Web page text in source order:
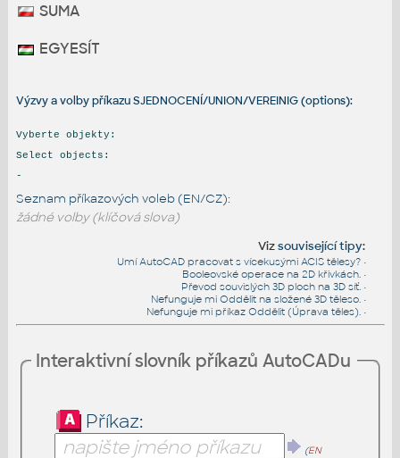
SUMA
EGYESÍT
Výzvy a volby příkazu SJEDNOCENÍ/UNION/VEREINIG (options):
Vyberte objekty:
Select objects:
-
Seznam příkazových voleb (EN/CZ):
žádné volby (klíčová slova)
Vizsouvisející tipy:
Umí AutoCAD pracovat s vícekusými ACIS tělesy? •
Booleovské operace na 2D křivkách. •
Převod souvislých 3D ploch na 3D síť. •
Nefunguje mi Oddělit na složené 3D těleso. •
Nefunguje mi příkaz Oddělit (Úprava těles). •
Interaktivní slovník příkazů AutoCADu
Příkaz:
(EN